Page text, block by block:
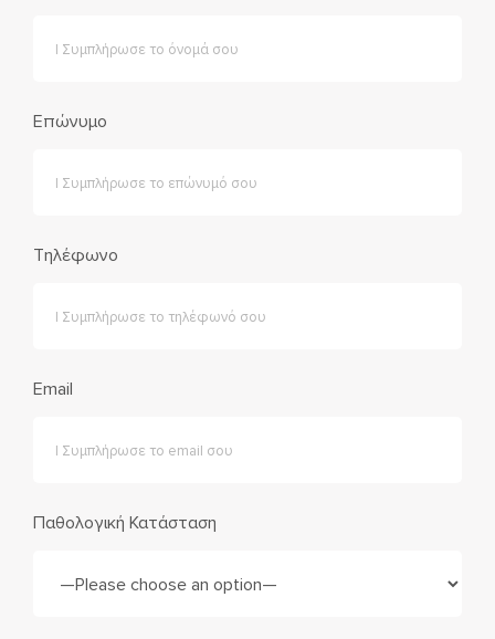
Επώνυμο
Τηλέφωνο
Email
Παθολογική Κατάσταση